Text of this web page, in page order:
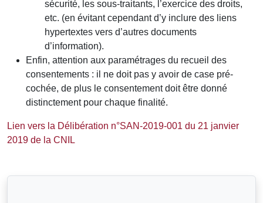
sécurité, les sous-traitants, l’exercice des droits,
etc. (en évitant cependant d’y inclure des liens
hypertextes vers d’autres documents
d’information).
Enfin, attention aux paramétrages du recueil des
consentements : il ne doit pas y avoir de case pré-
cochée, de plus le consentement doit être donné
distinctement pour chaque finalité.
Lien vers la Délibération n°SAN-2019-001 du 21 janvier
2019 de la CNIL